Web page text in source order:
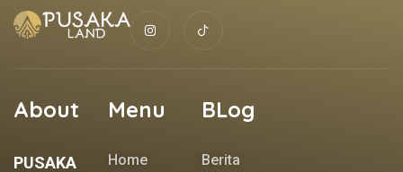
About
PUSAKA
Menu
Home
BLog
Berita